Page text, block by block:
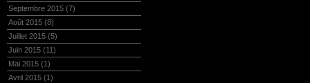
Septembre 2015 (7)
Août 2015 (8)
Juillet 2015 (5)
Juin 2015 (11)
Mai 2015 (1)
Avril 2015 (1)